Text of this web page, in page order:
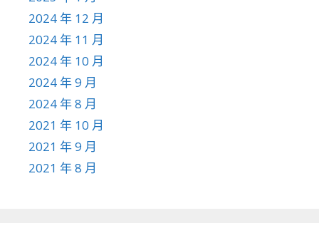
2024 年 12 月
2024 年 11 月
2024 年 10 月
2024 年 9 月
2024 年 8 月
2021 年 10 月
2021 年 9 月
2021 年 8 月